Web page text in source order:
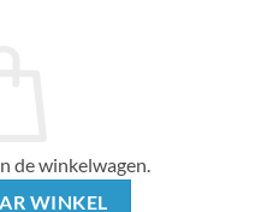
de winkelwagen.
WINKEL